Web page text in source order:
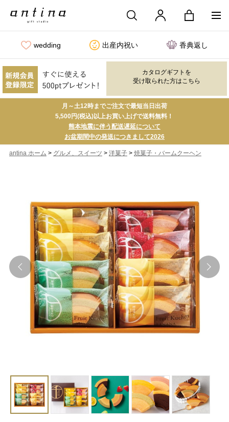
wedding 出産内祝い 香典返し
カタログギフトを
受け取られた方はこちら
月～土12時までご注文で最短当日出荷
5,500円(税込)以上お買い上げで送料無料！
熊本地震に伴う配送遅延について
お盆期間中の発送につきまして2026
antina ホーム > グルメ、スイーツ > 洋菓子> 焼菓子・バームクーヘン